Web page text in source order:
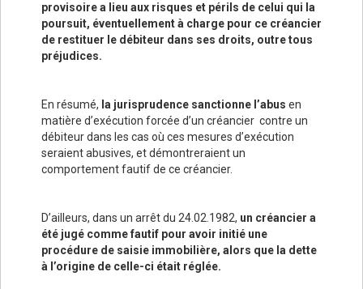
provisoire a lieu aux risques et périls de celui qui la
poursuit, éventuellement à charge pour ce créancier
de restituer le débiteur dans ses droits, outre tous
préjudices.
En résumé, la jurisprudence sanctionne l’abus en
matière d’exécution forcée d’un créancier contre un
débiteur dans les cas où ces mesures d’exécution
seraient abusives, et démontreraient un
comportement fautif de ce créancier.
D’ailleurs, dans un arrêt du 24.02.1982, un créancier a
été jugé comme fautif pour avoir initié une
procédure de saisie immobilière, alors que la dette
à l’origine de celle-ci était réglée.